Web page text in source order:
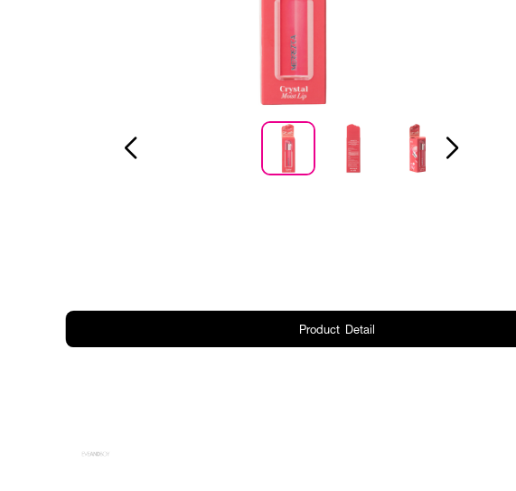
Product Detail